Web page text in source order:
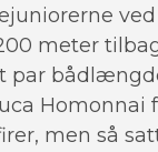
ved
meter
par
Homonnai
men så